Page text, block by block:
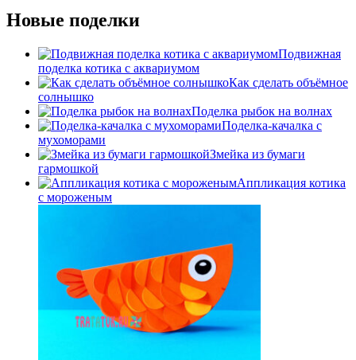
Новые поделки
Подвижная
поделка котика с аквариумом
Как сделать объёмное
солнышко
Поделка рыбок на волнах
Поделка-качалка с
мухоморами
Змейка из бумаги
гармошкой
Аппликация котика
с мороженым